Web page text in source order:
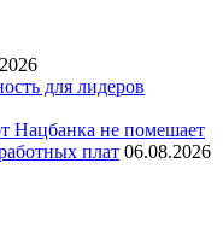
для лидеров
Нацбанка не помешает
плат 06.08.2026